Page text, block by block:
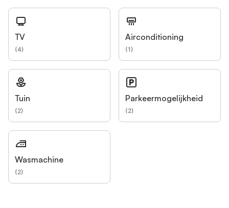
TV
(4)
Airconditioning
(1)
Tuin
(2)
Parkeermogelijkheid
(2)
Wasmachine
(2)